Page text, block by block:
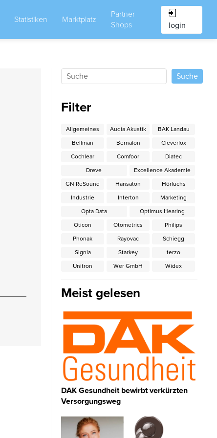
Statistiken Marktplatz
Partner
Shops
login
Filter
Allgemeines Audia Akustik
BAK Landau
Bellman
Bernafon
Cleverfox
Cochlear
Comfoor
Diatec
Dreve
Excellence Akademie
GN ReSound
Hansaton
Hörluchs
Industrie
Interton
Marketing
Opta Data
Optimus Hearing
Oticon
Otometrics
Philips
Phonak
Rayovac
Schiegg
Signia
Starkey
terzo
Unitron
Wer GmbH Widex
Meist gelesen
DAK Gesundheit bewirbt verkürzten
Versorgungsweg